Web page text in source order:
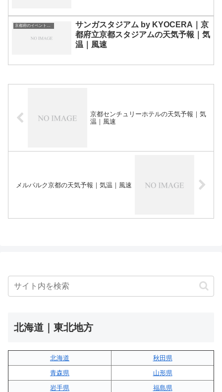
サンガスタジアム by KYOCERA｜京
都府立京都スタジアムの天気予報｜気
温｜風速
京都センチュリーホテルの天気予報｜気
温｜風速
メルパルク京都の天気予報｜気温｜風速
北海道｜東北地方
北海道
秋田県
青森県
山形県
岩手県
福島県